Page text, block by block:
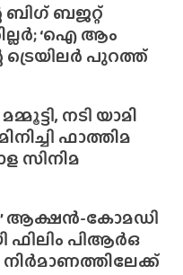
ബിഗ് ബജറ്റ്
‘ഐ ആം
ട്രെയിലർ പുറത്ത്
നടി യാമി
ഫാത്തിമ
സിനിമ
ആക്ഷൻ-കോമഡി
ഫിലിം പിആർഒ